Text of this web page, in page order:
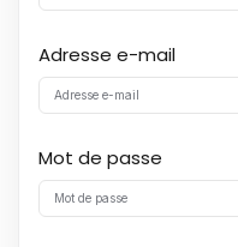
Adresse e-mail
Mot de passe